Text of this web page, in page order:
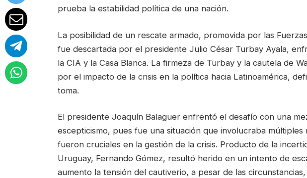
prueba la estabilidad política de una nación.
La posibilidad de un rescate armado, promovida por las
fue descartada por el presidente Julio César Turbay Ayala,
la CIA y la Casa Blanca. La firmeza de Turbay y la cautela de
por el impacto de la crisis en la política hacia Latinoamérica,
toma.
El presidente Joaquín Balaguer enfrentó el desafío con una
escepticismo, pues fue una situación que involucraba múltiples
fueron cruciales en la gestión de la crisis. Producto de la
Uruguay, Fernando Gómez, resultó herido en un intento de
aumento la tensión del cautiverio, a pesar de las